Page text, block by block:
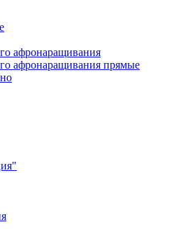
афронаращивания
афронаращивания прямые